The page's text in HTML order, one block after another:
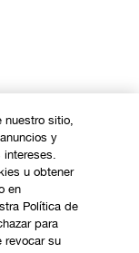
nuestro sitio,
y
intereses.
u obtener
en
Política de
para
revocar su